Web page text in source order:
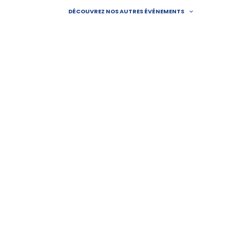
DÉCOUVREZ NOS AUTRES ÉVÉNEMENTS